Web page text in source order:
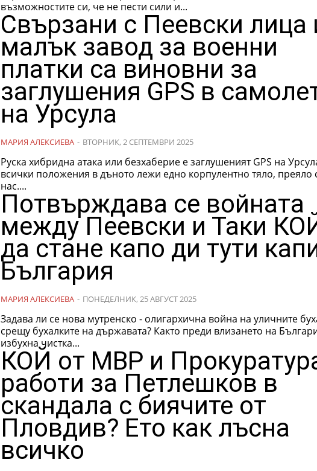
възможностите си, че не пести сили и...
Свързани с Пеевски лица
малък завод за военни
платки са виновни за
заглушения GPS в
на Урсула
МАРИЯ АЛЕКСИЕВА - ВТОРНИК, 2 СЕПТЕМВРИ 2025
Руска хибридна атака или безхаберие е заглушеният GPS на
всички положения в дъното лежи едно корпулентно тяло, преяло
нас....
Потвърждава се войната
между Пеевски и Таки
да стане капо ди тути
България
МАРИЯ АЛЕКСИЕВА - ПОНЕДЕЛНИК, 25 АВГУСТ 2025
Задава ли се нова мутренско - олигархична война на уличните
срещу бухалките на държавата? Както преди влизането на
избухна чистка...
КОЙ от МВР и
работи за Петлешков в
скандала с биячите от
Пловдив? Ето как лъсна
всичко